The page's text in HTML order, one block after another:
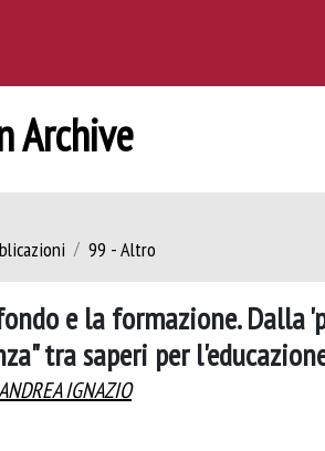
Archive
99 - Altro
e la formazione. Dalla
tra saperi per
IGNAZIO